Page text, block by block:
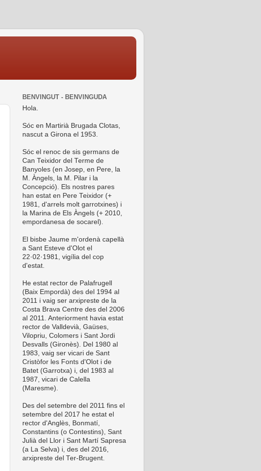
BENVINGUT - BENVINGUDA
Hola.
Sóc en Martirià Brugada Clotas,
nascut a Girona el 1953.
Sóc el renoc de sis germans de
Can Teixidor del Terme de
Banyoles (en Josep, en Pere, la
M. Àngels, la M. Pilar i la
Concepció). Els nostres pares
han estat en Pere Teixidor (+
1981, d'arrels molt garrotxines) i
la Marina de Els Àngels (+ 2010,
empordanesa de socarel).
El bisbe Jaume m'ordenà capellà
a Sant Esteve d'Olot el
22·02·1981, vigília del cop
d'estat.
He estat rector de Palafrugell
(Baix Empordà) des del 1994 al
2011 i vaig ser arxipreste de la
Costa Brava Centre des del 2006
al 2011. Anteriorment havia estat
rector de Valldevià, Gaüses,
Vilopriu, Colomers i Sant Jordi
Desvalls (Gironès). Del 1980 al
1983, vaig ser vicari de Sant
Cristòfor les Fonts d'Olot i de
Batet (Garrotxa) i, del 1983 al
1987, vicari de Calella
(Maresme).
Des del setembre del 2011 fins el
setembre del 2017 he estat el
rector d'Anglès, Bonmatí,
Constantins (o Contestins), Sant
Julià del Llor i Sant Martí Sapresa
(a La Selva) i, des del 2016,
arxipreste del Ter-Brugent.